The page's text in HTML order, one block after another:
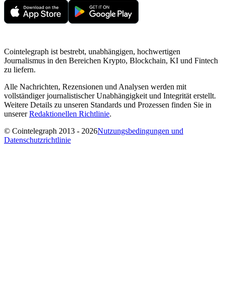
Cointelegraph ist bestrebt, unabhängigen, hochwertigen
Journalismus in den Bereichen Krypto, Blockchain, KI und Fintech
zu liefern.
Alle Nachrichten, Rezensionen und Analysen werden mit
vollständiger journalistischer Unabhängigkeit und Integrität erstellt.
Weitere Details zu unseren Standards und Prozessen finden Sie in
unsererRedaktionellen Richtlinie.
© Cointelegraph 2013 - 2026Nutzungsbedingungen und
Datenschutzrichtlinie